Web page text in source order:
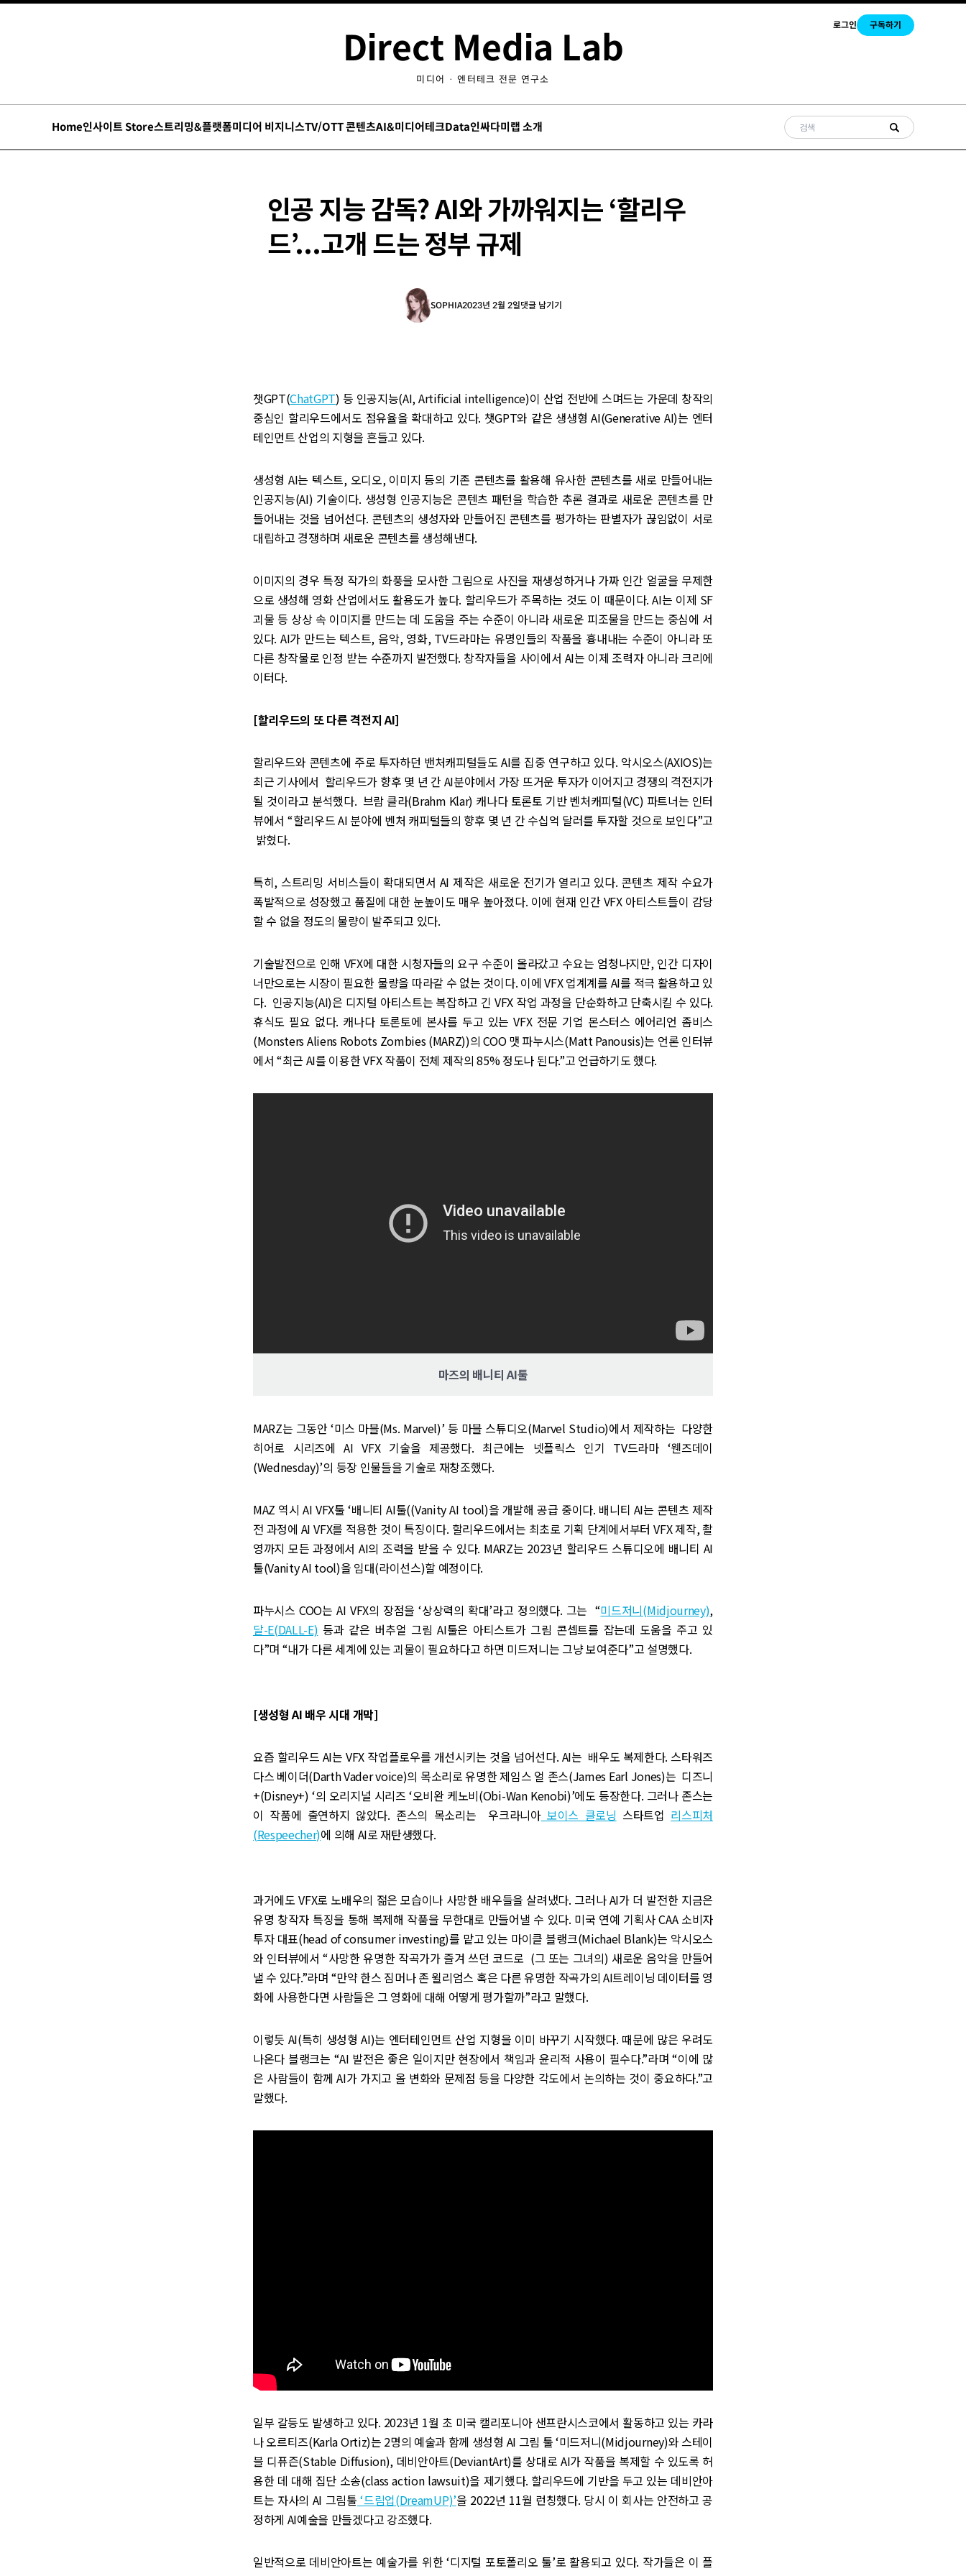
로그인 구독하기
Direct Media Lab
미디어 · 엔터테크 전문 연구소
Home인사이트 Store스트리밍&플랫폼미디어 비지니스TV/OTT 콘텐츠AI&미디어테크Data인싸다미랩 소개
인공 지능 감독? AI와 가까워지는 ‘할리우
드’...고개 드는 정부 규제
SOPHIA2023년 2월 2일댓글 남기기
챗GPT(ChatGPT) 등 인공지능(AI, Artificial intelligence)이 산업 전반에 스며드는 가운데 창작의
중심인 할리우드에서도 점유율을 확대하고 있다. 챗GPT와 같은 생생형 AI(Generative AI)는 엔터
테인먼트 산업의 지형을 흔들고 있다.
생성형 AI는 텍스트, 오디오, 이미지 등의 기존 콘텐츠를 활용해 유사한 콘텐츠를 새로 만들어내는
인공지능(AI) 기술이다. 생성형 인공지능은 콘텐츠 패턴을 학습한 추론 결과로 새로운 콘텐츠를 만
들어내는 것을 넘어선다. 콘텐츠의 생성자와 만들어진 콘텐츠를 평가하는 판별자가 끊임없이 서로
대립하고 경쟁하며 새로운 콘텐츠를 생성해낸다.
이미지의 경우 특정 작가의 화풍을 모사한 그림으로 사진을 재생성하거나 가짜 인간 얼굴을 무제한
으로 생성해 영화 산업에서도 활용도가 높다. 할리우드가 주목하는 것도 이 때문이다. AI는 이제 SF
괴물 등 상상 속 이미지를 만드는 데 도움을 주는 수준이 아니라 새로운 피조물을 만드는 중심에 서
있다. AI가 만드는 텍스트, 음악, 영화, TV드라마는 유명인들의 작품을 흉내내는 수준이 아니라 또
다른 창작물로 인정 받는 수준까지 발전했다. 창작자들을 사이에서 AI는 이제 조력자 아니라 크리에
이터다.
[할리우드의 또 다른 격전지 AI]
할리우드와 콘텐츠에 주로 투자하던 밴처캐피털들도 AI를 집중 연구하고 있다. 악시오스(AXIOS)는
최근 기사에서 할리우드가 향후 몇 년 간 AI분야에서 가장 뜨거운 투자가 이어지고 경쟁의 격전지가
될 것이라고 분석했다. 브람 클라(Brahm Klar) 캐나다 토론토 기반 벤처캐피털(VC) 파트너는 인터
뷰에서 “할리우드 AI 분야에 벤처 캐피털들의 향후 몇 년 간 수십억 달러를 투자할 것으로 보인다”고
밝혔다.
특히, 스트리밍 서비스들이 확대되면서 AI 제작은 새로운 전기가 열리고 있다. 콘텐츠 제작 수요가
폭발적으로 성장했고 품질에 대한 눈높이도 매우 높아졌다. 이에 현재 인간 VFX 아티스트들이 감당
할 수 없을 정도의 물량이 발주되고 있다.
기술발전으로 인해 VFX에 대한 시청자들의 요구 수준이 올라갔고 수요는 엄청나지만, 인간 디자이
너만으로는 시장이 필요한 물량을 따라갈 수 없는 것이다. 이에 VFX 업계계를 AI를 적극 활용하고 있
다. 인공지능(AI)은 디지털 아티스트는 복잡하고 긴 VFX 작업 과정을 단순화하고 단축시킬 수 있다.
휴식도 필요 없다. 캐나다 토론토에 본사를 두고 있는 VFX 전문 기업 몬스터스 에어리언 좀비스
(Monsters Aliens Robots Zombies (MARZ))의 COO 맷 파누시스(Matt Panousis)는 언론 인터뷰
에서 “최근 AI를 이용한 VFX 작품이 전체 제작의 85% 정도나 된다.”고 언급하기도 했다.
마즈의 배니티 AI툴
MARZ는 그동안 ‘미스 마블(Ms. Marvel)’ 등 마블 스튜디오(Marvel Studio)에서 제작하는 다양한
히어로 시리즈에 AI VFX 기술을 제공했다. 최근에는 넷플릭스 인기 TV드라마 ‘웬즈데이
(Wednesday)’의 등장 인물들을 기술로 재창조했다.
MAZ 역시 AI VFX툴 ‘배니티 AI툴((Vanity AI tool)을 개발해 공급 중이다. 배니티 AI는 콘텐츠 제작
전 과정에 AI VFX를 적용한 것이 특징이다. 할리우드에서는 최초로 기획 단계에서부터 VFX 제작, 촬
영까지 모든 과정에서 AI의 조력을 받을 수 있다. MARZ는 2023년 할리우드 스튜디오에 배니티 AI
툴(Vanity AI tool)을 임대(라이선스)할 예정이다.
파누시스 COO는 AI VFX의 장점을 ‘상상력의 확대’라고 정의했다. 그는 “미드저니(Midjourney),
달-E(DALL-E) 등과 같은 버추얼 그림 AI툴은 아티스트가 그림 콘셉트를 잡는데 도움을 주고 있
다”며 “내가 다른 세계에 있는 괴물이 필요하다고 하면 미드저니는 그냥 보여준다”고 설명했다.
[생성형 AI 배우 시대 개막]
요즘 할리우드 AI는 VFX 작업플로우를 개선시키는 것을 넘어선다. AI는 배우도 복제한다. 스타워즈
다스 베이더(Darth Vader voice)의 목소리로 유명한 제임스 얼 존스(James Earl Jones)는 디즈니
+(Disney+) ‘의 오리지널 시리즈 ‘오비완 케노비(Obi-Wan Kenobi)’에도 등장한다. 그러나 존스는
이 작품에 출연하지 않았다. 존스의 목소리는 우크라니아보이스 클로닝 스타트업 리스피처
(Respeecher)에 의해 AI로 재탄생했다.
과거에도 VFX로 노배우의 젊은 모습이나 사망한 배우들을 살려냈다. 그러나 AI가 더 발전한 지금은
유명 창작자 특징을 통해 복제해 작품을 무한대로 만들어낼 수 있다. 미국 연예 기획사 CAA 소비자
투자 대표(head of consumer investing)를 맡고 있는 마이클 블랭크(Michael Blank)는 악시오스
와 인터뷰에서 “사망한 유명한 작곡가가 즐겨 쓰던 코드로 (그 또는 그녀의) 새로운 음악을 만들어
낼 수 있다.”라며 “만약 한스 짐머나 존 윌리엄스 혹은 다른 유명한 작곡가의 AI트레이닝 데이터를 영
화에 사용한다면 사람들은 그 영화에 대해 어떻게 평가할까”라고 말했다.
이렇듯 AI(특히 생성형 AI)는 엔터테인먼트 산업 지형을 이미 바꾸기 시작했다. 때문에 많은 우려도
나온다 블랭크는 “AI 발전은 좋은 일이지만 현장에서 책임과 윤리적 사용이 필수다.”라며 “이에 많
은 사람들이 함께 AI가 가지고 올 변화와 문제점 등을 다양한 각도에서 논의하는 것이 중요하다.”고
말했다.
일부 갈등도 발생하고 있다. 2023년 1월 초 미국 캘리포니아 샌프란시스코에서 활동하고 있는 카라
나 오르티즈(Karla Ortiz)는 2명의 예술과 함께 생성형 AI 그림 툴 ‘미드저니(Midjourney)와 스테이
블 디퓨즌(Stable Diffusion), 데비안아트(DeviantArt)를 상대로 AI가 작품을 복제할 수 있도록 허
용한 데 대해 집단 소송(class action lawsuit)을 제기했다. 할리우드에 기반을 두고 있는 데비안아
트는 자사의 AI 그림툴 ‘드림업(DreamUP)’을 2022년 11월 런칭했다. 당시 이 회사는 안전하고 공
정하게 AI예술을 만들겠다고 강조했다.
일반적으로 데비안아트는 예술가를 위한 ‘디지털 포토폴리오 툴’로 활용되고 있다. 작가들은 이 플